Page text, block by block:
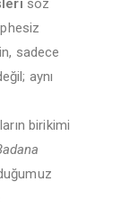
söz
sadece
aynı
birikimi